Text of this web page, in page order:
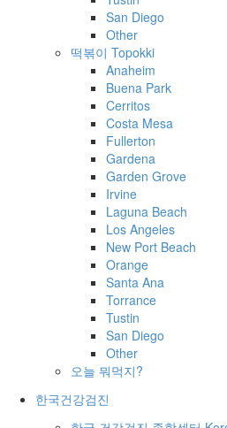
San Diego
Other
떡볶이 Topokki
Anaheim
Buena Park
Cerritos
Costa Mesa
Fullerton
Gardena
Garden Grove
Irvine
Laguna Beach
Los Angeles
New Port Beach
Orange
Santa Ana
Torrance
Tustin
San Diego
Other
오늘 뭐먹지?
한국건강검진